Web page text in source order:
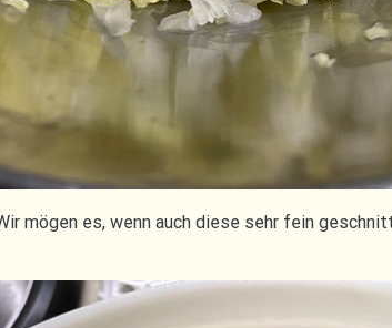
mögen es, wenn auch diese sehr fein